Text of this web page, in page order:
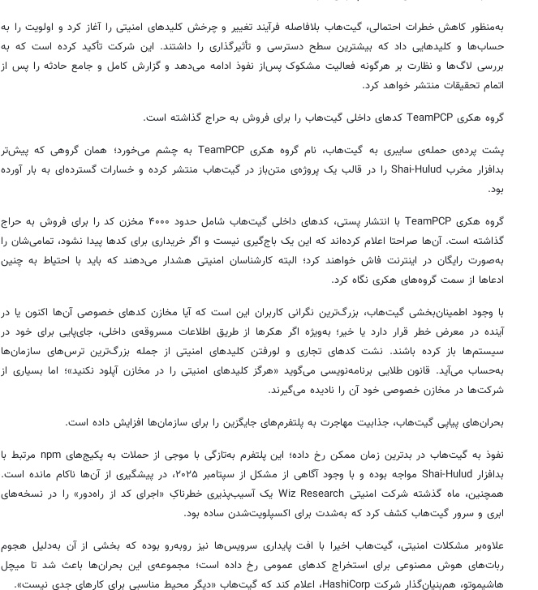
به‌منظور کاهش خطرات احتمالی، گیت‌هاب بلافاصله فرآیند تغییر و چرخش کلیدهای امنیتی را آغاز کرد و اولویت را به
حساب‌ها و کلیدهایی داد که بیشترین سطح دسترسی و تأثیرگذاری را داشتند. این شرکت تأکید کرده است که به
بررسی لاگ‌ها و نظارت بر هرگونه فعالیت مشکوک پس‌از نفوذ ادامه می‌دهد و گزارش کامل و جامع حادثه را پس از
اتمام تحقیقات منتشر خواهد کرد.
گروه هکری TeamPCP کدهای داخلی گیت‌هاب را برای فروش به حراج گذاشته است.
پشت پرده‌ی حمله‌ی سایبری به گیت‌هاب، نام گروه هکری TeamPCP به چشم می‌خورد؛ همان گروهی که پیش‌تر
بدافزار مخرب Shai-Hulud را در قالب یک پروژه‌ی متن‌باز در گیت‌هاب منتشر کرده و خسارات گسترده‌ای به بار آورده
بود.
گروه هکری TeamPCP با انتشار پستی، کدهای داخلی گیت‌هاب شامل حدود ۴۰۰۰ مخزن کد را برای فروش به حراج
گذاشته است. آن‌ها صراحتا اعلام کرده‌اند که این یک باج‌گیری نیست و اگر خریداری برای کدها پیدا نشود، تمامی‌شان را
به‌صورت رایگان در اینترنت فاش خواهند کرد؛ البته کارشناسان امنیتی هشدار می‌دهند که باید با احتیاط به چنین
ادعاها از سمت گروه‌های هکری نگاه کرد.
با وجود اطمینان‌بخشی گیت‌هاب، بزرگ‌ترین نگرانی کاربران این است که آیا مخازن کدهای خصوصی آن‌ها اکنون یا در
آینده در معرض خطر قرار دارد یا خیر؛ به‌ویژه اگر هکرها از طریق اطلاعات مسروقه‌ی داخلی، جای‌پایی برای خود در
سیستم‌ها باز کرده باشند. نشت کدهای تجاری و لورفتن کلیدهای امنیتی از جمله بزرگ‌ترین ترس‌های سازمان‌ها
به‌حساب می‌آید. قانون طلایی برنامه‌نویسی می‌گوید «هرگز کلیدهای امنیتی را در مخازن آپلود نکنید»؛ اما بسیاری از
شرکت‌ها در مخازن خصوصی خود آن را نادیده می‌گیرند.
بحران‌های پیاپی گیت‌هاب، جذابیت مهاجرت به پلتفرم‌های جایگزین را برای سازمان‌ها افزایش داده است.
نفوذ به گیت‌هاب در بدترین زمان ممکن رخ داده؛ این پلتفرم به‌تازگی با موجی از حملات به پکیج‌های npm مرتبط با
بدافزار Shai-Hulud مواجه بوده و با وجود آگاهی از مشکل از سپتامبر ۲۰۲۵، در پیشگیری از آن‌ها ناکام مانده است.
همچنین، ماه گذشته شرکت امنیتی Wiz Research یک آسیب‌پذیری خطرناکِ «اجرای کد از راه‌دور» را در نسخه‌های
ابری و سرور گیت‌هاب کشف کرد که به‌شدت برای اکسپلویت‌شدن ساده بود.
علاوه‌بر مشکلات امنیتی، گیت‌هاب اخیرا با افت پایداری سرویس‌ها نیز روبه‌رو بوده که بخشی از آن به‌دلیل هجوم
ربات‌های هوش مصنوعی برای استخراج کدهای عمومی رخ داده است؛ مجموعه‌ی این بحران‌ها باعث شد تا میچل
هاشیموتو، هم‌بنیان‌گذار شرکت HashiCorp، اعلام کند که گیت‌هاب «دیگر محیط مناسبی برای کارهای جدی نیست».